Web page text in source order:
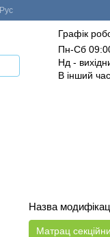
Рус
Графік
Пн-Сб
Нд -
В інший
Назва
Матрац